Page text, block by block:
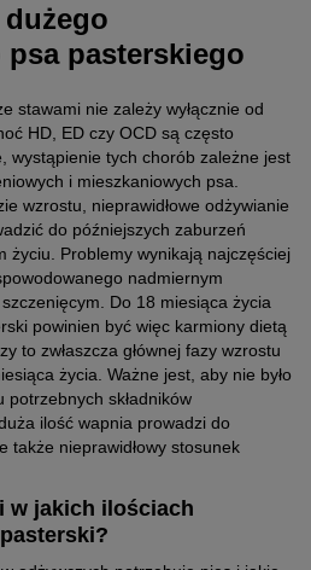
pasterskiego
stawami nie zależy wyłącznie od
HD, ED czy OCD są często
wystąpienie tych chorób zależne jest
i mieszkaniowych psa.
wzrostu, nieprawidłowe odżywianie
do późniejszych zaburzeń
życiu. Problemy wynikają najczęściej
nadmiernym
Do 18 miesiąca życia
powinien być więc karmiony dietą
to zwłaszcza głównej fazy wzrostu
życia. Ważne jest, aby nie było
składników
ilość wapnia prowadzi do
także nieprawidłowy stosunek
w jakich ilościach